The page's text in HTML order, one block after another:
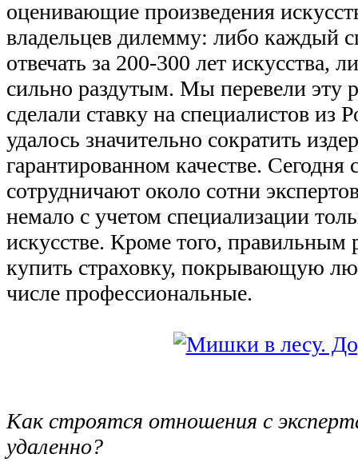
оценивающие произведения
владельцев дилемму: либо каждый
отвечать за 200-300 лет искусства,
сильно раздутым. Мы перевели эту
сделали ставку на специалистов из
удалось значительно сократить
гарантированном качестве. Сегодня
сотрудничают около сотни
немало с учетом специализации
искусстве. Кроме того,
купить страховку, покрывающую
числе профессиональные.
Как строятся отношения с
удаленно?